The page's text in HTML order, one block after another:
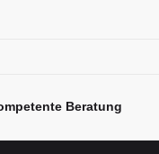
Beratung